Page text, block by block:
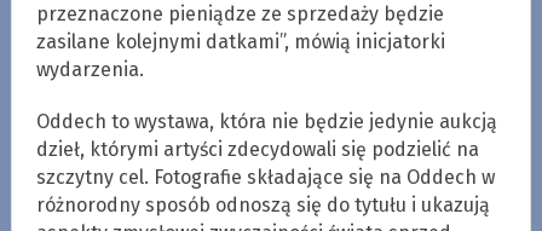
przeznaczone pieniądze ze sprzedaży będzie
zasilane kolejnymi datkami”, mówią inicjatorki
wydarzenia.
Oddech to wystawa, która nie będzie jedynie aukcją
dzieł, którymi artyści zdecydowali się podzielić na
szczytny cel. Fotografie składające się na Oddech w
różnorodny sposób odnoszą się do tytułu i ukazują